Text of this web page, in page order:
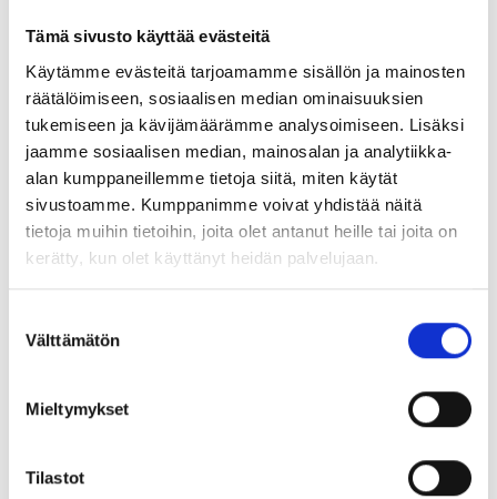
Tämä sivusto käyttää evästeitä
Käytämme evästeitä tarjoamamme sisällön ja mainosten
räätälöimiseen, sosiaalisen median ominaisuuksien
tukemiseen ja kävijämäärämme analysoimiseen. Lisäksi
jaamme sosiaalisen median, mainosalan ja analytiikka-
alan kumppaneillemme tietoja siitä, miten käytät
sivustoamme. Kumppanimme voivat yhdistää näitä
tietoja muihin tietoihin, joita olet antanut heille tai joita on
kerätty, kun olet käyttänyt heidän palvelujaan.
valinta
Välttämätön
Mieltymykset
Tilastot